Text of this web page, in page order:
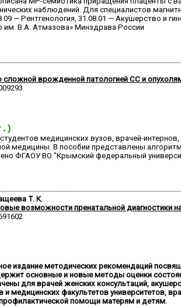
наблюдений. Для специалистов
— Рентгенология, 31.08.01 — Акушерство и
им. В.А. Атмазова» Минздрава России
врожденной патологией СС и
медицинских вузов, врачей-
медицины. В пособии представлены
ФГАОУ ВО "Крымский федеральный
Т. К.
возможности пренатальной диагностики
издание методических рекомендаций
основные и новые методы оценки
для врачей женских консультаций,
и медицинских факультетов университетов,
помощи матерям и детям.